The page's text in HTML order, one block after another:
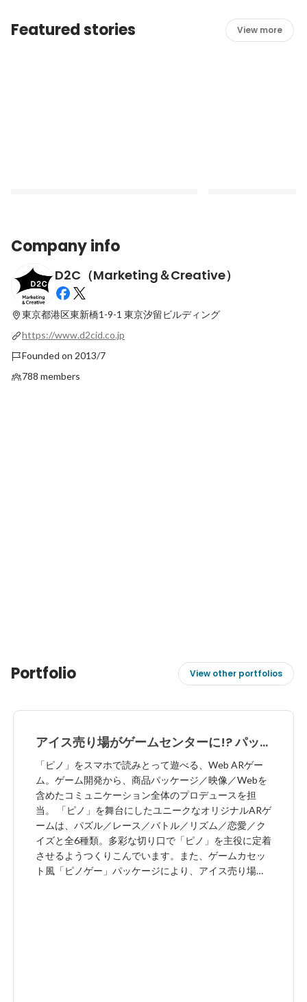
Featured stories View more
音楽仲間が同僚に。リッチな表現に挑む
D2Cで、ディレクターとエンジニアが掴ん
だ「キャリアの可能性」
Latest
「机上の空論」で終
Company info
D2C（Marketing＆Creative）
東京都港区東新橋1-9-1 東京汐留ビルディング
https://www.d2cid.co.jp
Founded on 2013/7
788 members
Portfolio View other portfolios
アイス売り場がゲームセンターに!? パッ
ケージ連動型WebARゲーム「ピノゲー」
「ピノ」をスマホで読みとって遊べる、Web ARゲー
ム。ゲーム開発から、商品パッケージ／映像／Webを
含めたコミュニケーション全体のプロデュースを担
当。 「ピノ」を舞台にしたユニークなオリジナルARゲ
ームは、パズル／レース／バトル／リズム／恋愛／ク
イズと全6種類。多彩な切り口で「ピノ」を主役に定着
させるようつくりこんでいます。また、ゲームカセッ
ト風「ピノゲー」パッケージにより、アイス売り場が